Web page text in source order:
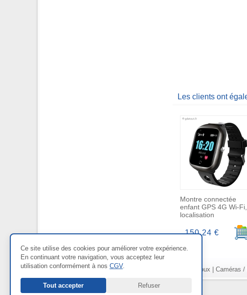
Les clients ont
Montre connectée
enfant GPS 4G Wi-Fi,
localisation
150,24 €
Nos Rayons : Bijoux Caméras /
Ce site utilise des cookies pour améliorer votre expérience.
En continuant votre navigation, vous acceptez leur
utilisation conformément à nos CGV.
Tout accepter Refuser